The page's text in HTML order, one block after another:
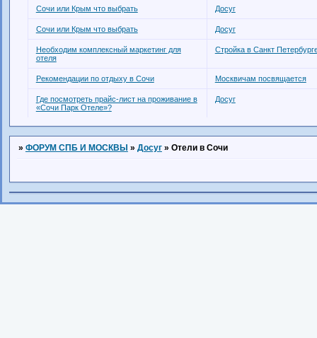
Сочи или Крым что выбрать Досуг
Сочи или Крым что выбрать Досуг
Необходим комплексный маркетинг для
отеля
Стройка в Санкт
Рекомендации по отдыху в Сочи Москвичам посвящается
Где посмотреть прайс-лист на проживание в
«Сочи Парк Отеле»?
Досуг
» ФОРУМ СПБ И МОСКВЫ » Досуг » Отели в Сочи